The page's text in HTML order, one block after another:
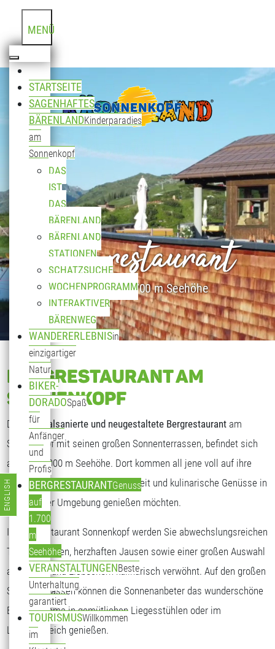
MENÜ
STARTSEITE
SAGENHAFTES
BÄRENLANDKinderparadies
am
Sonnenkopf
DAS
IST
DAS
BÄRENLAND
BÄRENLAND
STATIONEN
SCHATZSUCHE
WOCHENPROGRAMM
INTERAKTIVER
BÄRENWEG
WANDERERLEBNISin
einzigartiger
Natur
BIKER-
DORADOSpaß
für
Anfänger
und
Profis
BERGRESTAURANTGenuss
auf
1.700
m
Seehöhe
VERANSTALTUNGENBeste
Unterhaltung
garantiert
TOURISMUSWillkommen
im
Bergrestaurant
Genuss auf 1.700 m Seehöhe
BERGRESTAURANT AM
SONNENKOPF
Das generalsanierte und neugestaltete Bergrestaurant am
Sonnenkopf mit seinen großen Sonnenterrassen, befindet sich
auf fast 2.000 m Seehöhe. Dort kommen all jene voll auf ihre
Kosten, die freundliche Gastlichkeit und kulinarische Genüsse in
traumhafter Umgebung genießen möchten.
Im Bergrestaurant Sonnenkopf werden Sie abwechslungsreichen
Tagesgerichten, herzhaften Jausen sowie einer großen Auswahl
an Kuchen und Eisbechern kulinarisch verwöhnt. Auf den großen
Sonnenterrassen können die Sonnenanbeter das wunderschöne
Bergpanorama in gemütlichen Liegesstühlen oder im
Loungebereich genießen.
Sprache auswählen
ENGLISH